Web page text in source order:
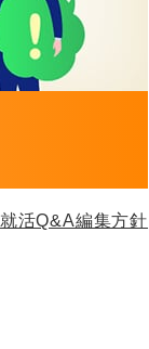
就活Q&A編集方針